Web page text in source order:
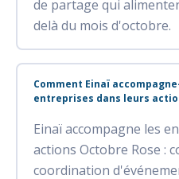
de partage qui
delà du mois d'octobre.
Comment Einaï
entreprises dans leurs
Einaï accompagne les
actions Octobre Rose :
coordination